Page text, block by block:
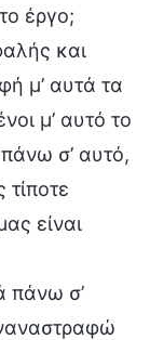
έργο;
και
μ’ αυτά τα
μ’ αυτό το
σ’ αυτό,
είναι
πάνω σ’